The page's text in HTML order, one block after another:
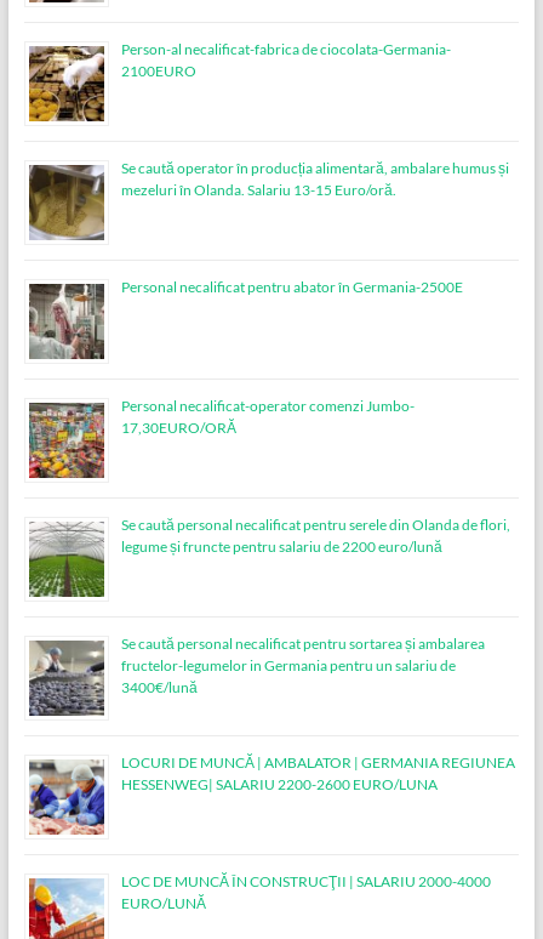
Person-al necalificat-fabrica de ciocolata-Germania-
2100EURO
Se caută operator în producția alimentară, ambalare humus și
mezeluri în Olanda. Salariu 13-15 Euro/oră.
Personal necalificat pentru abator în Germania-2500E
Personal necalificat-operator comenzi Jumbo-
17,30EURO/ORĂ
Se caută personal necalificat pentru serele din Olanda de flori,
legume și fruncte pentru salariu de 2200 euro/lună
Se caută personal necalificat pentru sortarea și ambalarea
fructelor-legumelor in Germania pentru un salariu de
3400€/lună
LOCURI DE MUNCĂ | AMBALATOR | GERMANIA REGIUNEA
HESSENWEG| SALARIU 2200-2600 EURO/LUNA
LOC DE MUNCĂ ÎN CONSTRUCŢII | SALARIU 2000-4000
EURO/LUNĂ